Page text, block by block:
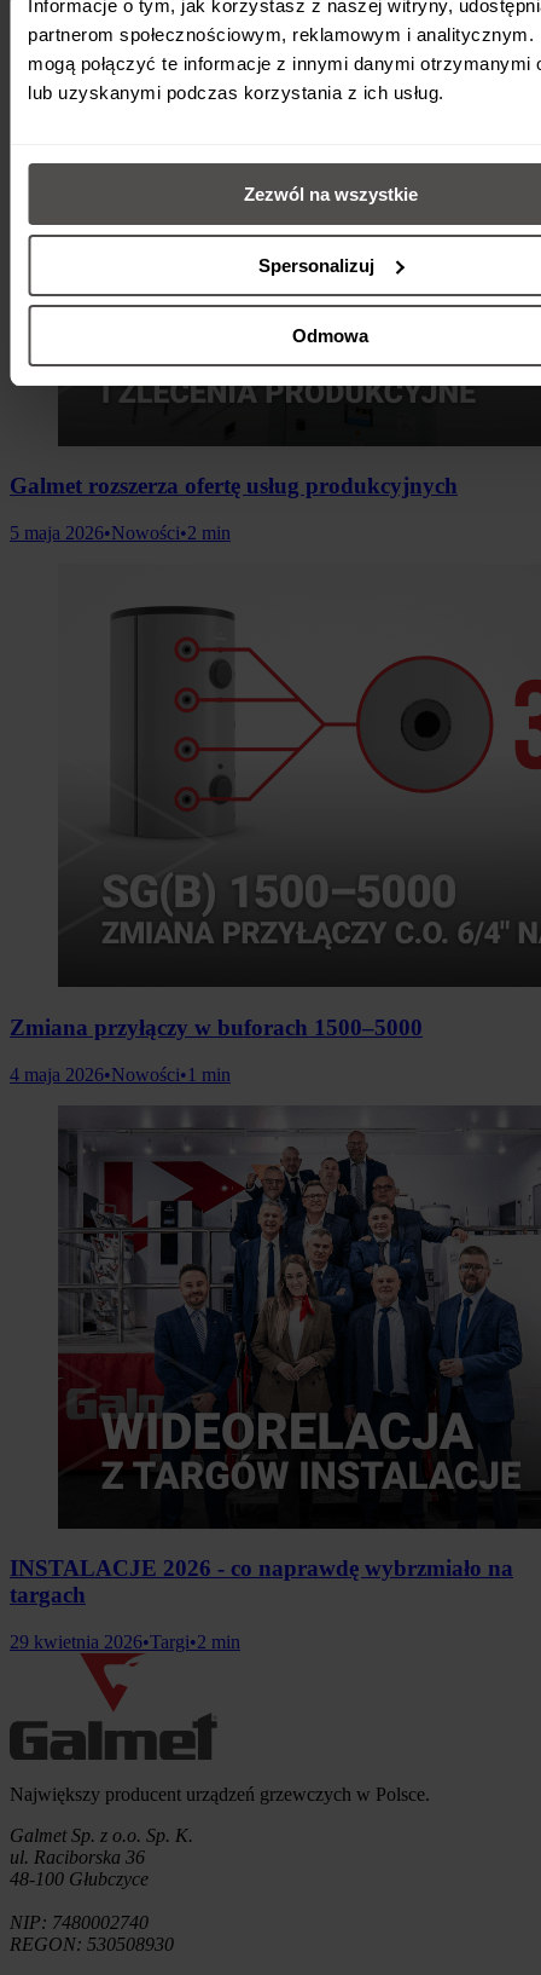
Informacje o tym, jak korzystasz z naszej witryny,
partnerom społecznościowym, reklamowym i analitycznym.
mogą połączyć te informacje z innymi danymi otrzymanymi
lub uzyskanymi podczas korzystania z ich usług.
Zezwól na wszystkie
Spersonalizuj
Odmowa
Galmet rozszerza ofertę usług produkcyjnych
5 maja 2026•Nowości•2 min
Zmiana przyłączy w buforach 1500–5000
4 maja 2026•Nowości•1 min
INSTALACJE 2026 - co naprawdę wybrzmiało na
targach
29 kwietnia 2026•Targi•2 min
Informacje o firmie
Największy producent urządzeń grzewczych w Polsce.
Galmet Sp. z o.o. Sp. K.
ul. Raciborska 36
48-100 Głubczyce
NIP: 7480002740
REGON: 530508930